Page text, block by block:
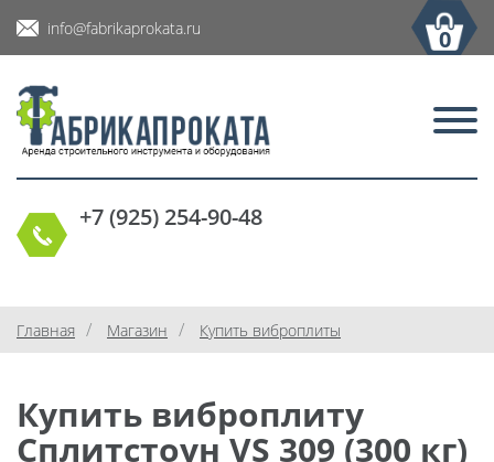
info@fabrikaprokata.ru 0
+7 (925) 254-90-48
Главная / Магазин / Купить виброплиты
Купить виброплиту
Сплитстоун VS 309 (300 кг)